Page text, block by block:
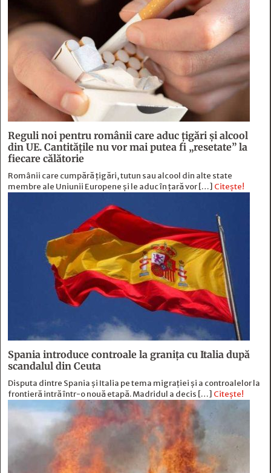
Reguli noi pentru românii care aduc țigări și alcool
din UE. Cantitățile nu vor mai putea fi „resetate” la
fiecare călătorie
Românii care cumpără țigări, tutun sau alcool din alte state
membre ale Uniunii Europene și le aduc în țară vor […] Citește!
Spania introduce controale la granița cu Italia după
scandalul din Ceuta
Disputa dintre Spania și Italia pe tema migrației și a controalelor la
frontieră intră într-o nouă etapă. Madridul a decis […] Citește!